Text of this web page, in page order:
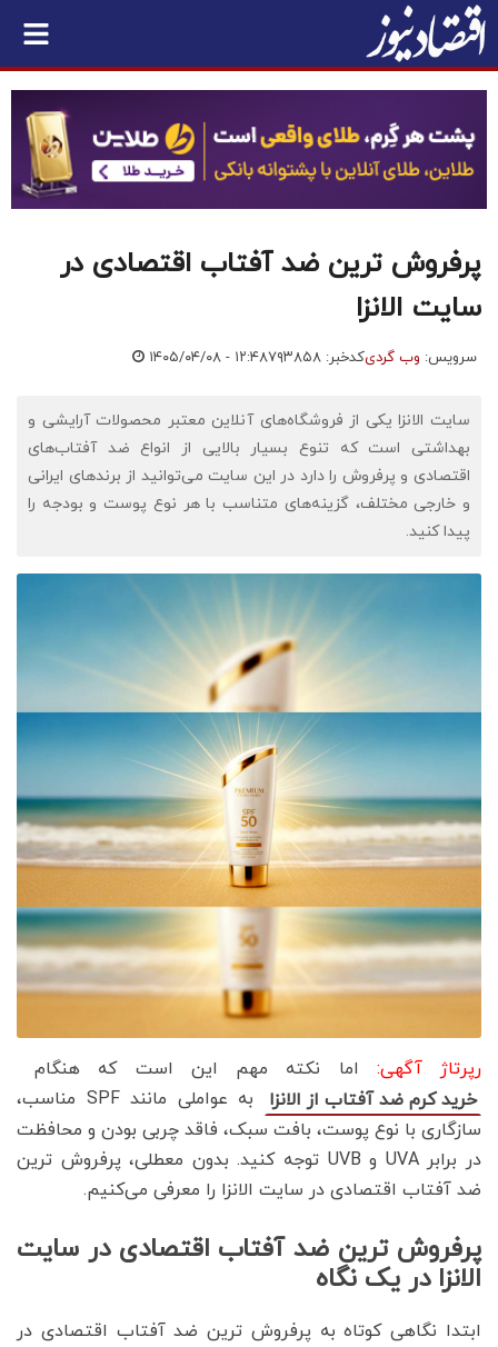
پرفروش ترین ضد آفتاب اقتصادی در
سایت الانزا
سرویس: وب گردیکدخبر: ۷۹۳۸۵۸ ۱۴۰۵/۰۴/۰۸ - ۱۲:۴۸
سایت الانزا یکی از فروشگاه‌های آنلاین معتبر محصولات آرایشی و
بهداشتی است که تنوع بسیار بالایی از انواع ضد آفتاب‌های
اقتصادی و پرفروش را دارد در این سایت می‌توانید از برندهای ایرانی
و خارجی مختلف، گزینه‌های متناسب با هر نوع پوست و بودجه را
پیدا کنید.
رپرتاژ آگهی: اما نکته مهم این است که هنگام
خرید کرم ضد آفتاب از الانزا
به عواملی مانند SPF مناسب،
سازگاری با نوع پوست، بافت سبک، فاقد چربی بودن و محافظت
در برابر UVA و UVB توجه کنید. بدون معطلی، پرفروش ترین
ضد آفتاب اقتصادی در سایت الانزا را معرفی می‌کنیم.
پرفروش ترین ضد آفتاب اقتصادی در سایت
الانزا در یک نگاه
ابتدا نگاهی کوتاه به پرفروش ترین ضد آفتاب اقتصادی در